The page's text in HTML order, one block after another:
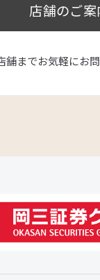
店舗のご案
舗までお気軽にお